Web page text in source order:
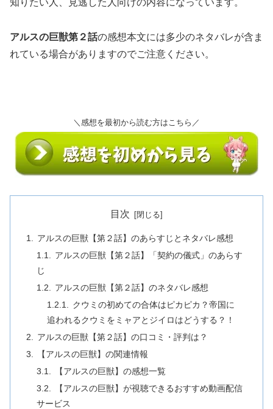
知りたい人、見逃した人向けの内容になっています。
アルスの巨獣第２話の感想本文には多少のネタバレが含ま
れている場合がありますのでご注意ください。
＼感想を最初から読む方はこちら／
目次
アルスの巨獣【第２話】のあらすじとネタバレ感想
アルスの巨獣【第２話】「契約の儀式」のあらす
じ
アルスの巨獣【第２話】のネタバレ感想
クウミの初めての合体はピカピカ？帝国に
追われるクウミをミャアとジイロはどうする？！
アルスの巨獣【第２話】の口コミ・評判は？
【アルスの巨獣】の関連情報
【アルスの巨獣】の感想一覧
【アルスの巨獣】が視聴できるおすすめ動画配信
サービス